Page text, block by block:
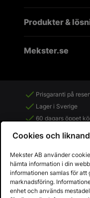
Produkter &
Mekster.se
Prisgaranti på
Lager i Sverige
60 dagars öppet
Fria returer
Cookies och
Mekster AB använder
hämta information i din
informationen samlas för
marknadsföring.
enhet och används